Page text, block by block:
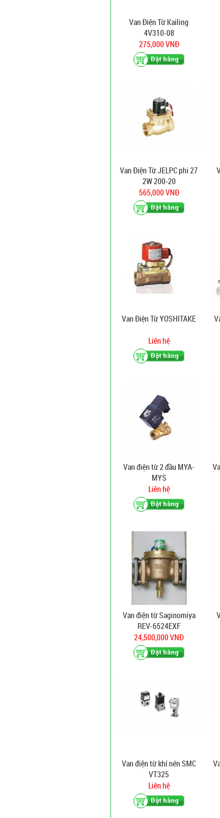
Van Điện Từ Kailing
4V310-08
275,000 VNĐ
Van Điện Từ JELPC phi 27
2W 200-20
565,000 VNĐ
Van Điện Từ YOSHITAKE
Liên hệ
Van điện từ 2 đầu MYA-
MYS
Liên hệ
Van điện từ Saginomiya
REV-6524EXF
24,500,000 VNĐ
Van điện từ khí nén SMC
VT325
Liên hệ